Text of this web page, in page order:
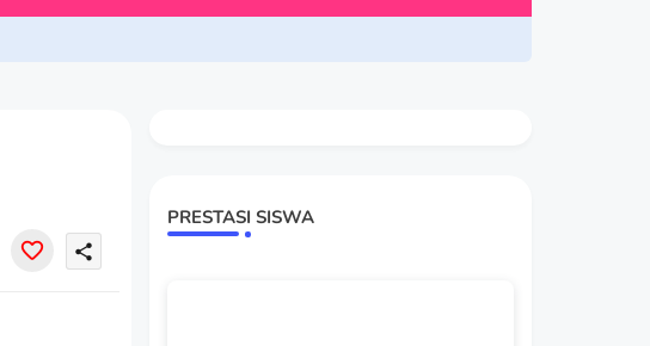
share
PRESTASI SISWA